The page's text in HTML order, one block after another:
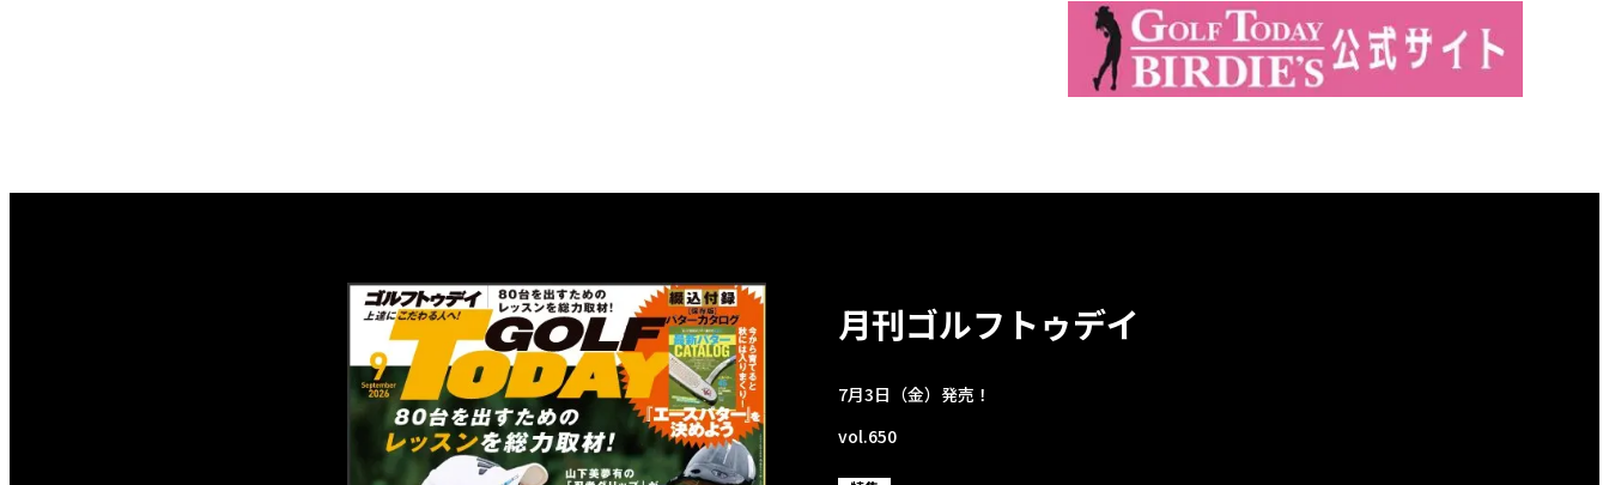
月刊ゴルフトゥデイ
7月3日（金）発売！
vol.650